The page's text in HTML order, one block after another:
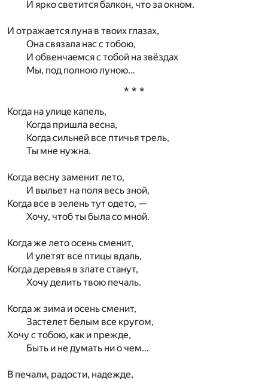
И ярко светится балкон, что за окном.
И отражается луна в твоих глазах,
Она связала нас с тобою,
И обвенчаемся с тобой на звёздах
Мы, под полною луною…
* * *
Когда на улице капель,
Когда пришла весна,
Когда сильней все птичья трель,
Ты мне нужна.
Когда весну заменит лето,
И выльет на поля весь зной,
Когда все в зелень тут одето, —
Хочу, чтоб ты была со мной.
Когда же лето осень сменит,
И улетят все птицы вдаль,
Когда деревья в злате станут,
Хочу делить твою печаль.
Когда ж зима и осень сменит,
Застелет белым все кругом,
Хочу с тобою, как и прежде,
Быть и не думать ни о чем…
В печали, радости, надежде,